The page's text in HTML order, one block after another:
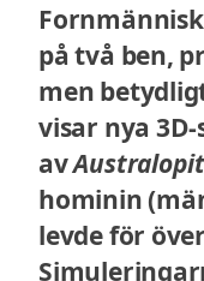
på två ben,
men
visar nya
av
hominin
levde för